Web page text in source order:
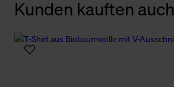
Kunden kauften auch